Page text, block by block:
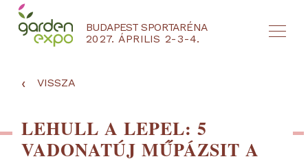
BUDAPEST SPORTARÉNA
2027. ÁPRILIS 2-3-4.
‹ VISSZA
LEHULL A LEPEL: 5
VADONATÚJ MŰPÁZSIT A